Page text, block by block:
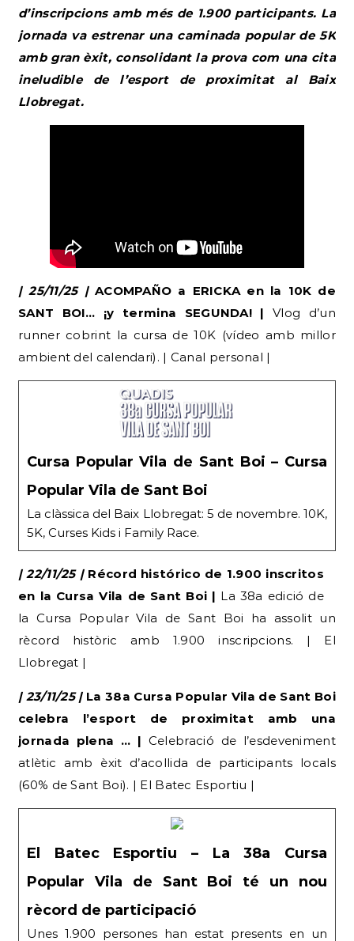
d’inscripcions amb més de 1.900 participants. La
jornada va estrenar una caminada popular de 5K
amb gran èxit, consolidant la prova com una cita
ineludible de l’esport de proximitat al Baix
Llobregat.
| 25/11/25 | ACOMPAÑO a ERICKA en la 10K de
SANT BOI… ¡y termina SEGUNDA! | Vlog d’un
runner cobrint la cursa de 10K (vídeo amb millor
ambient del calendari). | Canal personal |
Cursa Popular Vila de Sant Boi – Cursa
Popular Vila de Sant Boi
La clàssica del Baix Llobregat: 5 de novembre. 10K,
5K, Curses Kids i Family Race.
| 22/11/25 |Récord histórico de 1.900 inscritos
en la Cursa Vila de Sant Boi | La 38a edició de
la Cursa Popular Vila de Sant Boi ha assolit un
rècord històric amb 1.900 inscripcions. | El
Llobregat |
| 23/11/25 |La 38a Cursa Popular Vila de Sant Boi
celebra l’esport de proximitat amb una
jornada plena … | Celebració de l’esdeveniment
atlètic amb èxit d’acollida de participants locals
(60% de Sant Boi). | El Batec Esportiu |
El Batec Esportiu – La 38a Cursa
Popular Vila de Sant Boi té un nou
rècord de participació
Unes 1.900 persones han estat presents en un